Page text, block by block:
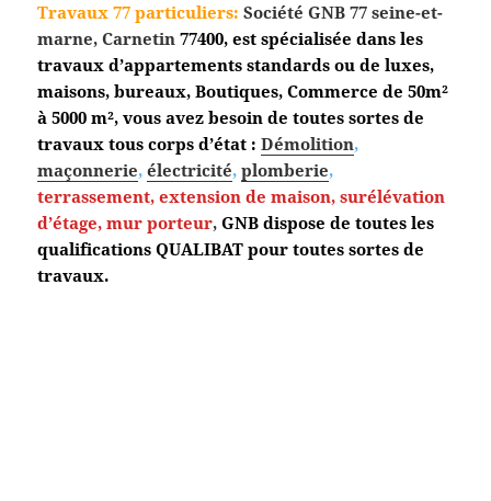
Travaux 77 particuliers: Société GNB 77 seine-et-
marne, Carnetin77400, est spécialisée dans les
travaux d’appartements standards ou de luxes,
maisons, bureaux, Boutiques, Commerce de 50m²
à 5000 m², vous avez besoin de toutes sortes de
travaux tous corps d’état : Démolition,
maçonnerie,électricité,plomberie,
terrassement, extension de maison, surélévation
d’étage, mur porteur,GNB dispose de toutes les
qualifications QUALIBAT pour toutes sortes de
travaux.